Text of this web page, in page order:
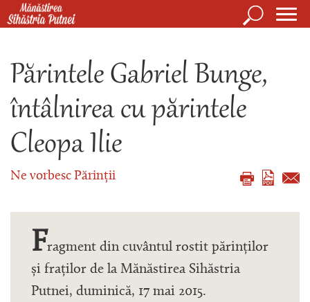
Mergi la conţinutul principal
Căutare
Părintele Gabriel Bunge,
întâlnirea cu părintele
Cleopa Ilie
Ne vorbesc Părinții
Fragment din cuvântul rostit părinților
și fraților de la Mănăstirea Sihăstria
Putnei, duminică, 17 mai 2015.